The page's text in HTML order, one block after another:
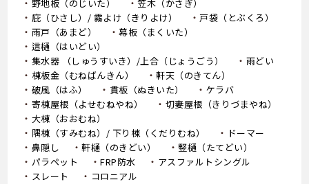
野地板（のじいた）
笠木（かさぎ）
庇（ひさし）/ 霧よけ（きりよけ）
戸袋（とぶくろ）
雨戸（あまど）
幕板（まくいた）
這樋（はいどい）
集水器 （しゅうすいき）/上合（じょうごう）
雨どい
棟板金（むねばんきん）
軒天（のきてん）
破風（はふ）
貫板（ぬきいた）
ケラバ
寄棟屋根（よせむねやね）
切妻屋根（きりづまやね）
大棟（おおむね）
隅棟（すみむね）/ 下り棟（くだりむね）
ドーマー
鼻隠し
軒樋（のきどい）
竪樋（たてどい）
パラペット
FRP防水
アスファルトシングル
スレート
コロニアル